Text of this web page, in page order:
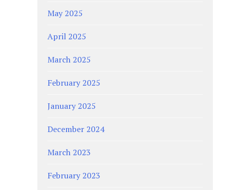
May 2025
April 2025
March 2025
February 2025
January 2025
December 2024
March 2023
February 2023